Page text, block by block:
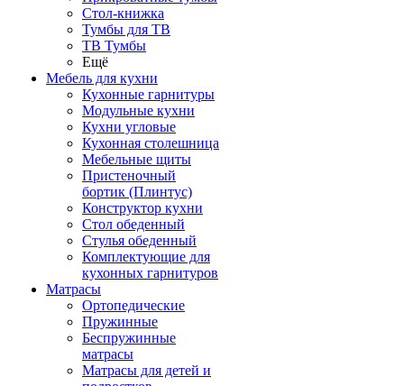
Стол-книжка
Тумбы для ТВ
ТВ Тумбы
Ещё
Мебель для кухни
Кухонные гарнитуры
Модульные кухни
Кухни угловые
Кухонная столешница
Мебельные щиты
Пристеночный
бортик (Плинтус)
Конструктор кухни
Стол обеденный
Стулья обеденный
Комплектующие для
кухонных гарнитуров
Матраcы
Ортопедические
Пружинные
Беспружинные
матрасы
Матрасы для детей и